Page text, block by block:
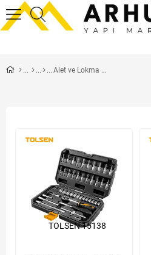
Alet ve Lokma Setleri
TOLSEN 15138